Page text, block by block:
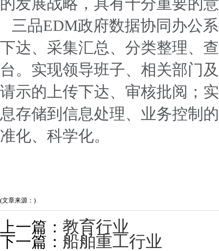
的发展战略，具有十分重要的
三品EDM政府数据协同办公
下达、采集汇总、分类整理、
台。实现领导班子、相关部门
请示的上传下达、审核批阅；
息存储到信息处理、业务控制
准化、科学化。
(文章来源：)
上一篇： 教育行业
下一篇： 船舶重工行业